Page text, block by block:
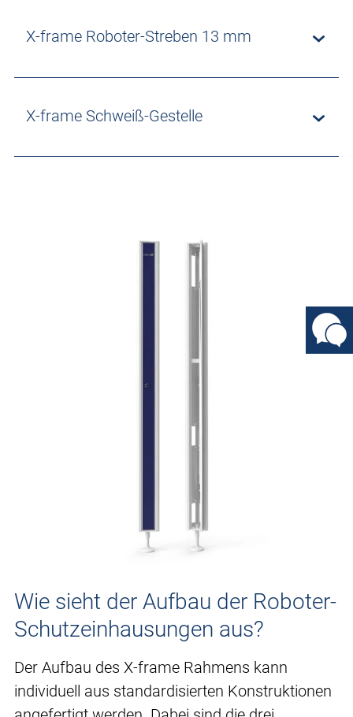
X-frame Roboter-Streben 13 mm
X-frame Schweiß-Gestelle
Wie sieht der Aufbau der Roboter-
Schutzeinhausungen aus?
Der Aufbau des X-frame Rahmens kann
individuell aus standardisierten Konstruktionen